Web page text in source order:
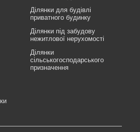
Ділянки для будівлі
приватного будинку
Ділянки під забудову
нежитлової нерухомості
Ділянки
сільськогосподарського
призначення